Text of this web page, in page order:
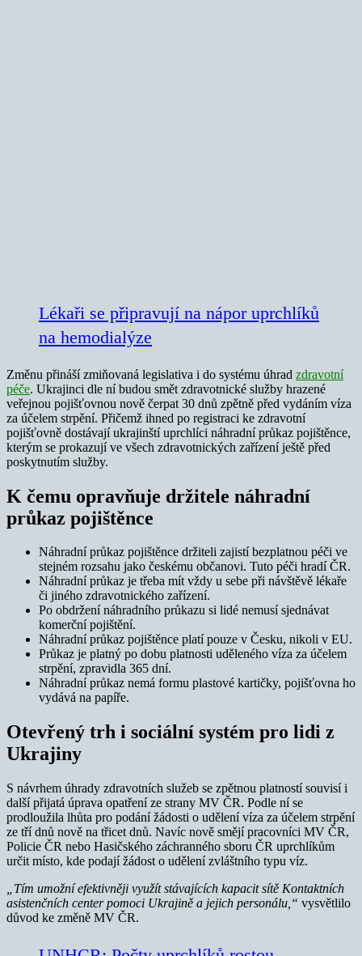
Lékaři se připravují na nápor uprchlíků
na hemodialýze
Změnu přináší zmiňovaná legislativa i do systému úhrad zdravotní
péče. Ukrajinci dle ní budou smět zdravotnické služby hrazené
veřejnou pojišťovnou nově čerpat 30 dnů zpětně před vydáním víza
za účelem strpění. Přičemž ihned po registraci ke zdravotní
pojišťovně dostávají ukrajinští uprchlíci náhradní průkaz pojištěnce,
kterým se prokazují ve všech zdravotnických zařízení ještě před
poskytnutím služby.
K čemu opravňuje držitele náhradní
průkaz pojištěnce
Náhradní průkaz pojištěnce držiteli zajistí bezplatnou péči ve
stejném rozsahu jako českému občanovi. Tuto péči hradí ČR.
Náhradní průkaz je třeba mít vždy u sebe při návštěvě lékaře
či jiného zdravotnického zařízení.
Po obdržení náhradního průkazu si lidé nemusí sjednávat
komerční pojištění.
Náhradní průkaz pojištěnce platí pouze v Česku, nikoli v EU.
Průkaz je platný po dobu platnosti uděleného víza za účelem
strpění, zpravidla 365 dní.
Náhradní průkaz nemá formu plastové kartičky, pojišťovna ho
vydává na papíře.
Otevřený trh i sociální systém pro lidi z
Ukrajiny
S návrhem úhrady zdravotních služeb se zpětnou platností souvisí i
další přijatá úprava opatření ze strany MV ČR. Podle ní se
prodloužila lhůta pro podání žádosti o udělení víza za účelem strpění
ze tří dnů nově na třicet dnů. Navíc nově smějí pracovníci MV ČR,
Policie ČR nebo Hasičského záchranného sboru ČR uprchlíkům
určit místo, kde podají žádost o udělení zvláštního typu víz.
„Tím umožní efektivněji využít stávajících kapacit sítě Kontaktních
asistenčních center pomoci Ukrajině a jejich personálu,“ vysvětlilo
důvod ke změně MV ČR.